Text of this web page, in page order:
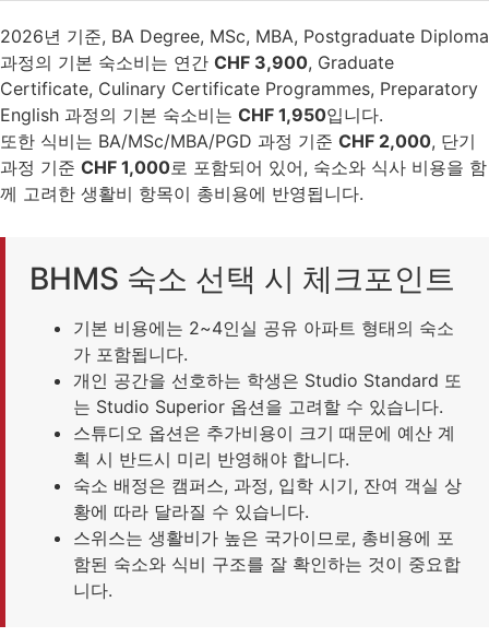
2026년 기준, BA Degree, MSc, MBA, Postgraduate Diploma
과정의 기본 숙소비는 연간 CHF 3,900, Graduate
Certificate, Culinary Certificate Programmes, Preparatory
English 과정의 기본 숙소비는 CHF 1,950입니다.
또한 식비는 BA/MSc/MBA/PGD 과정 기준 CHF 2,000, 단기
과정 기준 CHF 1,000로 포함되어 있어, 숙소와 식사 비용을 함
께 고려한 생활비 항목이 총비용에 반영됩니다.
BHMS 숙소 선택 시 체크포인트
기본 비용에는 2~4인실 공유 아파트 형태의 숙소
가 포함됩니다.
개인 공간을 선호하는 학생은 Studio Standard 또
는 Studio Superior 옵션을 고려할 수 있습니다.
스튜디오 옵션은 추가비용이 크기 때문에 예산 계
획 시 반드시 미리 반영해야 합니다.
숙소 배정은 캠퍼스, 과정, 입학 시기, 잔여 객실 상
황에 따라 달라질 수 있습니다.
스위스는 생활비가 높은 국가이므로, 총비용에 포
함된 숙소와 식비 구조를 잘 확인하는 것이 중요합
니다.